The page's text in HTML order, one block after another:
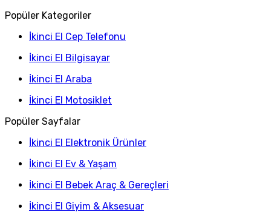
Popüler Kategoriler
İkinci El Cep Telefonu
İkinci El Bilgisayar
İkinci El Araba
İkinci El Motosiklet
Popüler Sayfalar
İkinci El Elektronik Ürünler
İkinci El Ev & Yaşam
İkinci El Bebek Araç & Gereçleri
İkinci El Giyim & Aksesuar